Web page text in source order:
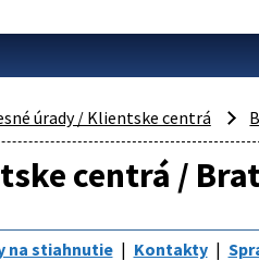
úrady / Klientske centrá
centrá /
na stiahnutie Kontakty